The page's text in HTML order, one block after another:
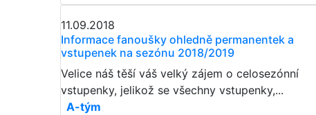
11.09.2018
Informace fanoušky ohledně permanentek a
vstupenek na sezónu 2018/2019
Velice náš těší váš velký zájem o celosezónní
vstupenky, jelikož se všechny vstupenky,...
A-tým